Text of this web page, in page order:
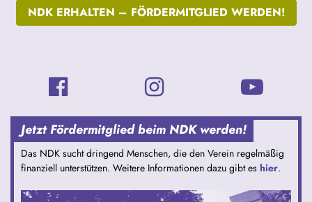
NDK ERHALTEN – FÖRDERMITGLIED WERDEN!
Jetzt Fördermitglied beim NDK werden!
Das NDK sucht dringend Menschen, die den Verein regelmäßig
finanziell unterstützen. Weitere Informationen dazu gibt es hier.